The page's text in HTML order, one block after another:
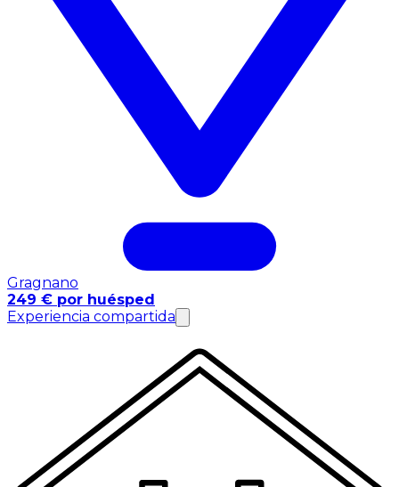
Gragnano
249 € por huésped
Experiencia compartida